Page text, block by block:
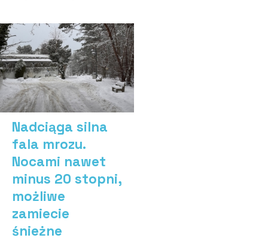
Nadciąga silna
fala mrozu.
Nocami nawet
minus 20 stopni,
możliwe
zamiecie
śnieżne